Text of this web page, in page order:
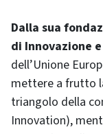
Dalla sua
di Innovazione
dell’Unione
mettere a frutto
triangolo della
Innovation),